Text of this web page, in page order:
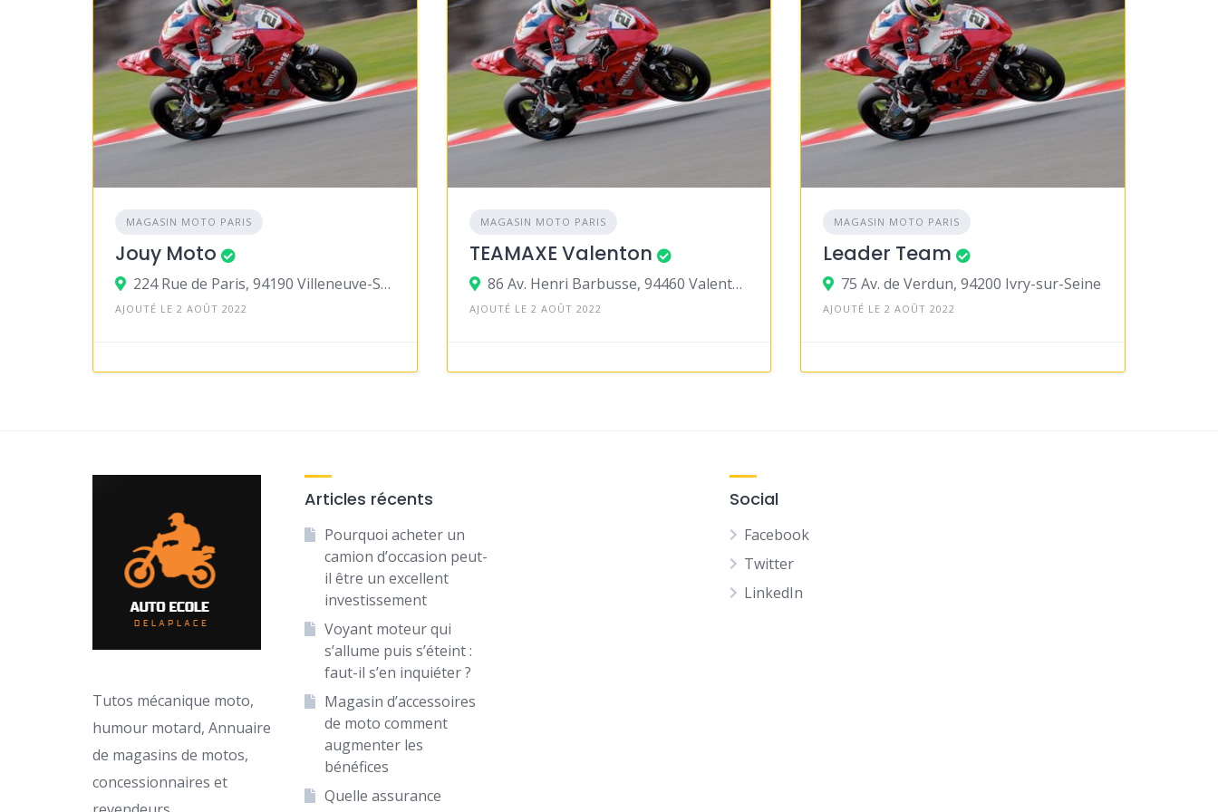
MAGASIN MOTO PARIS
Jouy Moto
224 Rue de Paris, 94190 Villeneuve-Saint-Georges
AJOUTÉ LE 2 AOÛT 2022
MAGASIN MOTO PARIS
TEAMAXE Valenton
86 Av. Henri Barbusse, 94460 Valenton
AJOUTÉ LE 2 AOÛT 2022
MAGASIN MOTO PARIS
Leader Team
75 Av. de Verdun, 94200 Ivry-sur-Seine
AJOUTÉ LE 2 AOÛT 2022
Tutos mécanique moto,
humour motard, Annuaire
de magasins de motos,
concessionnaires et
Articles récents
Pourquoi acheter un
camion d’occasion peut-
il être un excellent
investissement
Voyant moteur qui
s’allume puis s’éteint :
faut-il s’en inquiéter ?
Magasin d’accessoires
de moto comment
augmenter les
bénéfices
Quelle assurance
Social
Facebook
Twitter
LinkedIn